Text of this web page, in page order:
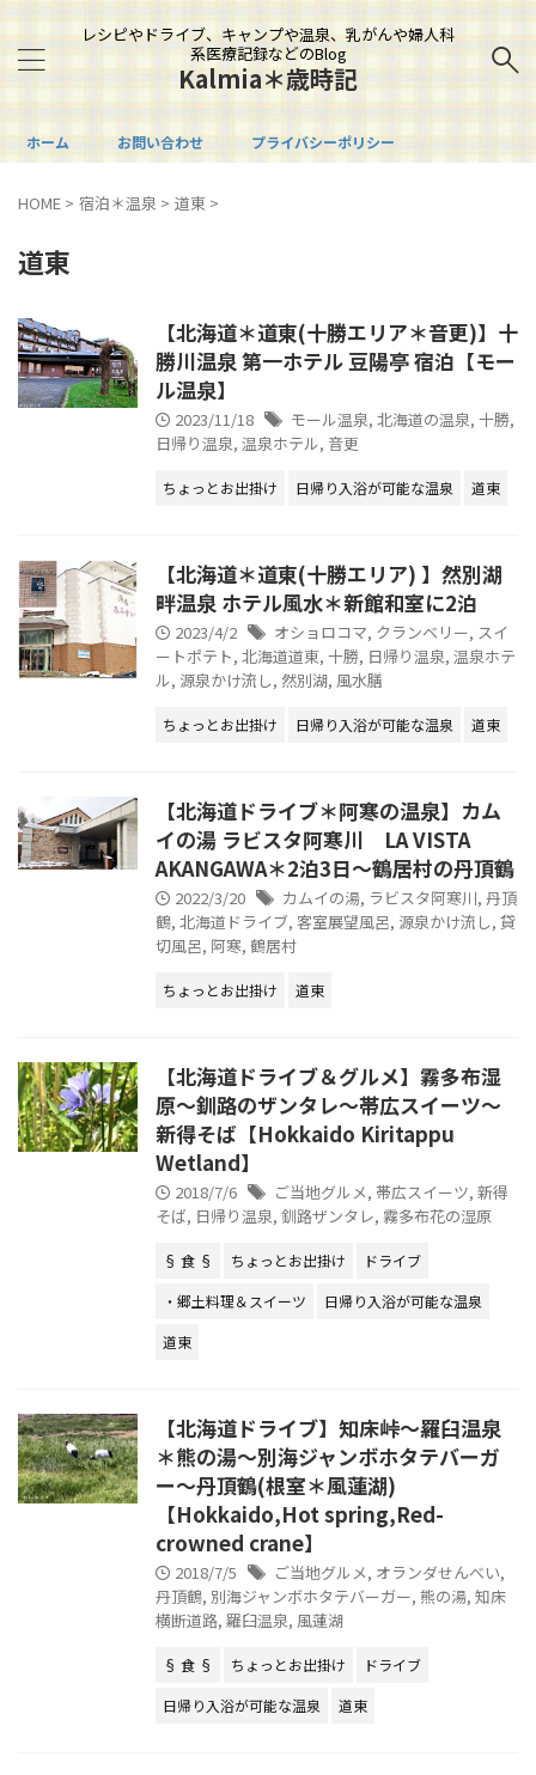
レシピやドライブ、キャンプや温泉、乳がんや婦人科
系医療記録などのBlog
Kalmia＊歳時記
ホーム お問い合わせ プライバシーポリシー
HOME > 宿泊＊温泉 > 道東 >
道東
【北海道＊道東(十勝エリア＊音更)】十
勝川温泉 第一ホテル 豆陽亭 宿泊【モー
ル温泉】
2023/11/18 モール温泉, 北海道の温泉, 十勝,
日帰り温泉, 温泉ホテル, 音更
ちょっとお出掛け 日帰り入浴が可能な温泉 道東
【北海道＊道東(十勝エリア) 】然別湖
畔温泉 ホテル風水＊新館和室に2泊
2023/4/2 オショロコマ, クランベリー, スイ
ートポテト, 北海道道東, 十勝, 日帰り温泉, 温泉ホテ
ル, 源泉かけ流し, 然別湖, 風水膳
ちょっとお出掛け 日帰り入浴が可能な温泉 道東
【北海道ドライブ＊阿寒の温泉】カム
イの湯 ラビスタ阿寒川 LA VISTA
AKANGAWA＊2泊3日～鶴居村の丹頂鶴
2022/3/20 カムイの湯, ラビスタ阿寒川, 丹頂
鶴, 北海道ドライブ, 客室展望風呂, 源泉かけ流し, 貸
切風呂, 阿寒, 鶴居村
ちょっとお出掛け 道東
【北海道ドライブ＆グルメ】霧多布湿
原～釧路のザンタレ～帯広スイーツ～
新得そば【Hokkaido Kiritappu
Wetland】
2018/7/6 ご当地グルメ, 帯広スイーツ, 新得
そば, 日帰り温泉, 釧路ザンタレ, 霧多布花の湿原
§ 食 § ちょっとお出掛け
ドライブ
・郷土料理＆スイーツ
日帰り入浴が可能な温泉
道東
【北海道ドライブ】知床峠～羅臼温泉
＊熊の湯～別海ジャンボホタテバーガ
ー～丹頂鶴(根室＊風蓮湖)
【Hokkaido,Hot spring,Red-
crowned crane】
2018/7/5 ご当地グルメ, オランダせんべい,
丹頂鶴, 別海ジャンボホタテバーガー, 熊の湯, 知床
横断道路, 羅臼温泉, 風蓮湖
§ 食 § ちょっとお出掛け
ドライブ
日帰り入浴が可能な温泉
道東